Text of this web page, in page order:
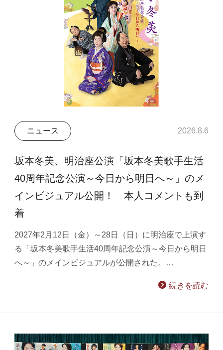
ニュース 2026.8.6
坂本冬美、明治座公演「坂本冬美歌手生活
40周年記念公演～今日から明日へ～」のメ
インビジュアル公開！ 本人コメントも到
着
2027年2月12日（金）～28日（日）に明治座で上演す
る「坂本冬美歌手生活40周年記念公演～今日から明日
へ～」のメインビジュアルが公開された。…
続きを読む